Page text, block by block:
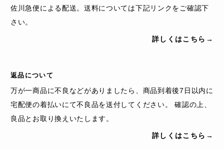
佐川急便による配送。送料については下記リンクをご確認下
さい。
詳しくはこちら→
返品について
万が一商品に不良などがありましたら、商品到着後7日以内に
宅配便の着払いにて不良品を送付してください。 確認の上、
良品とお取り換えいたします。
詳しくはこちら→